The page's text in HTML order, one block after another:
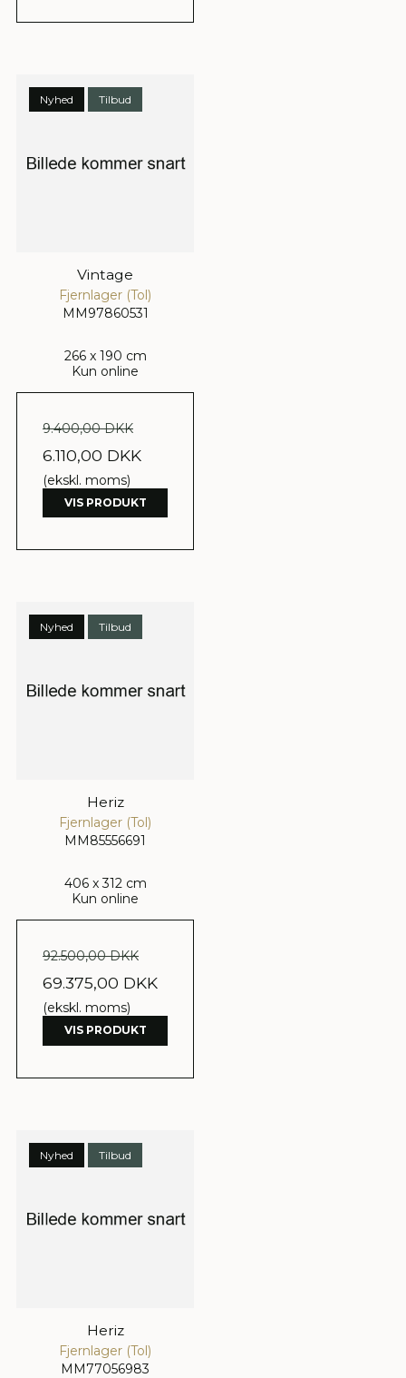
Nyhed Tilbud
Vintage
Fjernlager (Tol)
MM97860531
266 x 190 cm
Kun online
9.400,00 DKK
6.110,00 DKK
(ekskl. moms)
VIS PRODUKT
Nyhed Tilbud
Heriz
Fjernlager (Tol)
MM85556691
406 x 312 cm
Kun online
92.500,00 DKK
69.375,00 DKK
(ekskl. moms)
VIS PRODUKT
Nyhed Tilbud
Heriz
Fjernlager (Tol)
MM77056983